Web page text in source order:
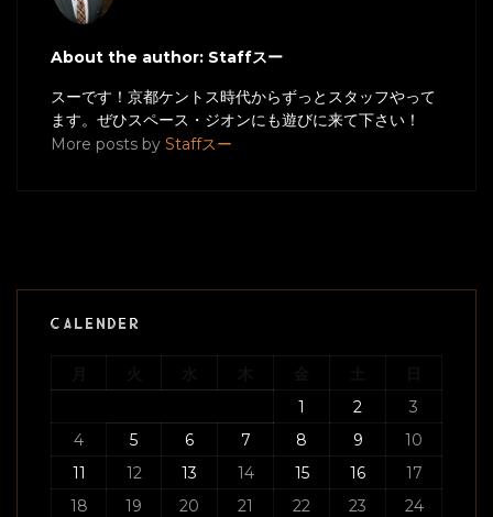
About the author: Staffスー
スーです！京都ケントス時代からずっとスタッフやって
ます。ぜひスペース・ジオンにも遊びに来て下さい！
More posts by Staffスー
CALENDER
1
2
3
4
5 6 7 8 9
10
11
12 13 14 15 16
17
18
19 20 21 22 23
24